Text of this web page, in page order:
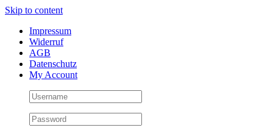
Skip to content
Impressum
Widerruf
AGB
Datenschutz
My Account